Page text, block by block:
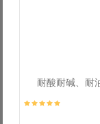
耐酸耐碱、耐